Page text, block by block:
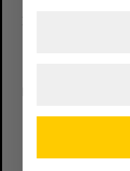
Mit diesem
Landtags eine